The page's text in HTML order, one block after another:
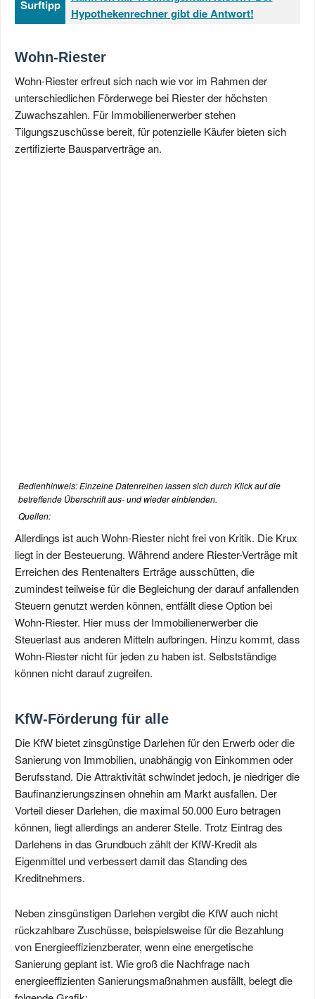
Surftipp
Hypothekenrechner gibt die Antwort!
Wohn-Riester
Wohn-Riester erfreut sich nach wie vor im Rahmen der
unterschiedlichen Förderwege bei Riester der höchsten
Zuwachszahlen. Für Immobilienerwerber stehen
Tilgungszuschüsse bereit, für potenzielle Käufer bieten sich
zertifizierte Bausparverträge an.
Bedienhinweis: Einzelne Datenreihen lassen sich durch Klick auf die
betreffende Überschrift aus- und wieder einblenden.
Quellen:
Allerdings ist auch Wohn-Riester nicht frei von Kritik. Die Krux
liegt in der Besteuerung. Während andere Riester-Verträge mit
Erreichen des Rentenalters Erträge ausschütten, die
zumindest teilweise für die Begleichung der darauf anfallenden
Steuern genutzt werden können, entfällt diese Option bei
Wohn-Riester. Hier muss der Immobilienerwerber die
Steuerlast aus anderen Mitteln aufbringen. Hinzu kommt, dass
Wohn-Riester nicht für jeden zu haben ist. Selbstständige
können nicht darauf zugreifen.
KfW-Förderung für alle
Die KfW bietet zinsgünstige Darlehen für den Erwerb oder die
Sanierung von Immobilien, unabhängig von Einkommen oder
Berufsstand. Die Attraktivität schwindet jedoch, je niedriger die
Baufinanzierungszinsen ohnehin am Markt ausfallen. Der
Vorteil dieser Darlehen, die maximal 50.000 Euro betragen
können, liegt allerdings an anderer Stelle. Trotz Eintrag des
Darlehens in das Grundbuch zählt der KfW-Kredit als
Eigenmittel und verbessert damit das Standing des
Kreditnehmers.
Neben zinsgünstigen Darlehen vergibt die KfW auch nicht
rückzahlbare Zuschüsse, beispielsweise für die Bezahlung
von Energieeffizienzberater, wenn eine energetische
Sanierung geplant ist. Wie groß die Nachfrage nach
energieeffizienten Sanierungsmaßnahmen ausfällt, belegt die